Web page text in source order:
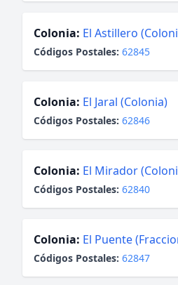
Colonia: El Astillero
Códigos Postales: 62845
Colonia: El Jaral (Colonia)
Códigos Postales: 62846
Colonia: El Mirador
Códigos Postales: 62840
Colonia: El Puente
Códigos Postales: 62847